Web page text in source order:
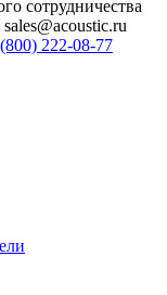
сотрудничества
222-08-77